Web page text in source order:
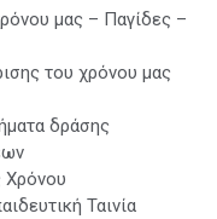
μας – Παγίδες –
του χρόνου μας
δράσης
Χρόνου
Ταινία